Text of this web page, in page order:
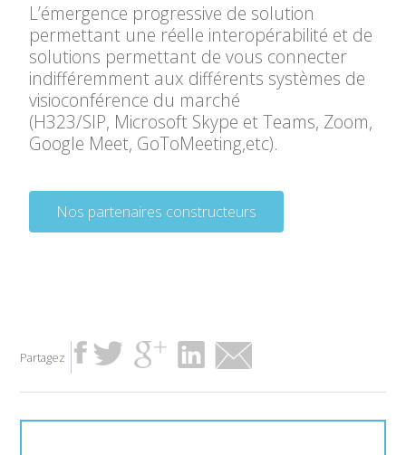
L’émergence progressive de solution
permettant une réelle interopérabilité et de
solutions permettant devous connecter
indifféremment aux différents systèmes de
visioconférence du marché
(H323/SIP, Microsoft Skype et Teams, Zoom,
Google Meet, GoToMeeting,etc).
Nos partenaires constructeurs
Partagez